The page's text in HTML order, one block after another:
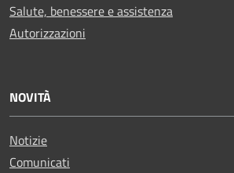
Salute, benessere e assistenza
Autorizzazioni
NOVITÀ
Notizie
Comunicati